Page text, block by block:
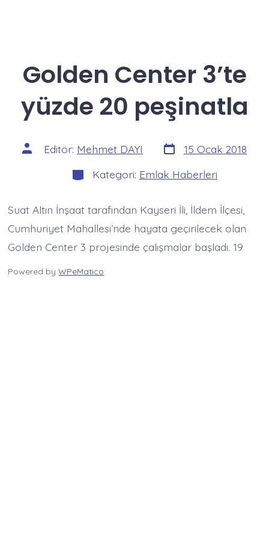
Golden Center 3’te
yüzde 20 peşinatla
Yazının
yazarı
Editör: Mehmet DAYI Yazı
tarihi
15 Ocak 2018
Kategoriler
Kategori: Emlak Haberleri
Suat Altın İnşaat tarafından Kayseri İli, İldem İlçesi,
Cumhuriyet Mahallesi’nde hayata geçirilecek olan
Golden Center 3 projesinde çalışmalar başladı. 19
Powered byWPeMatico